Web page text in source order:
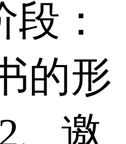
：
的形
、邀